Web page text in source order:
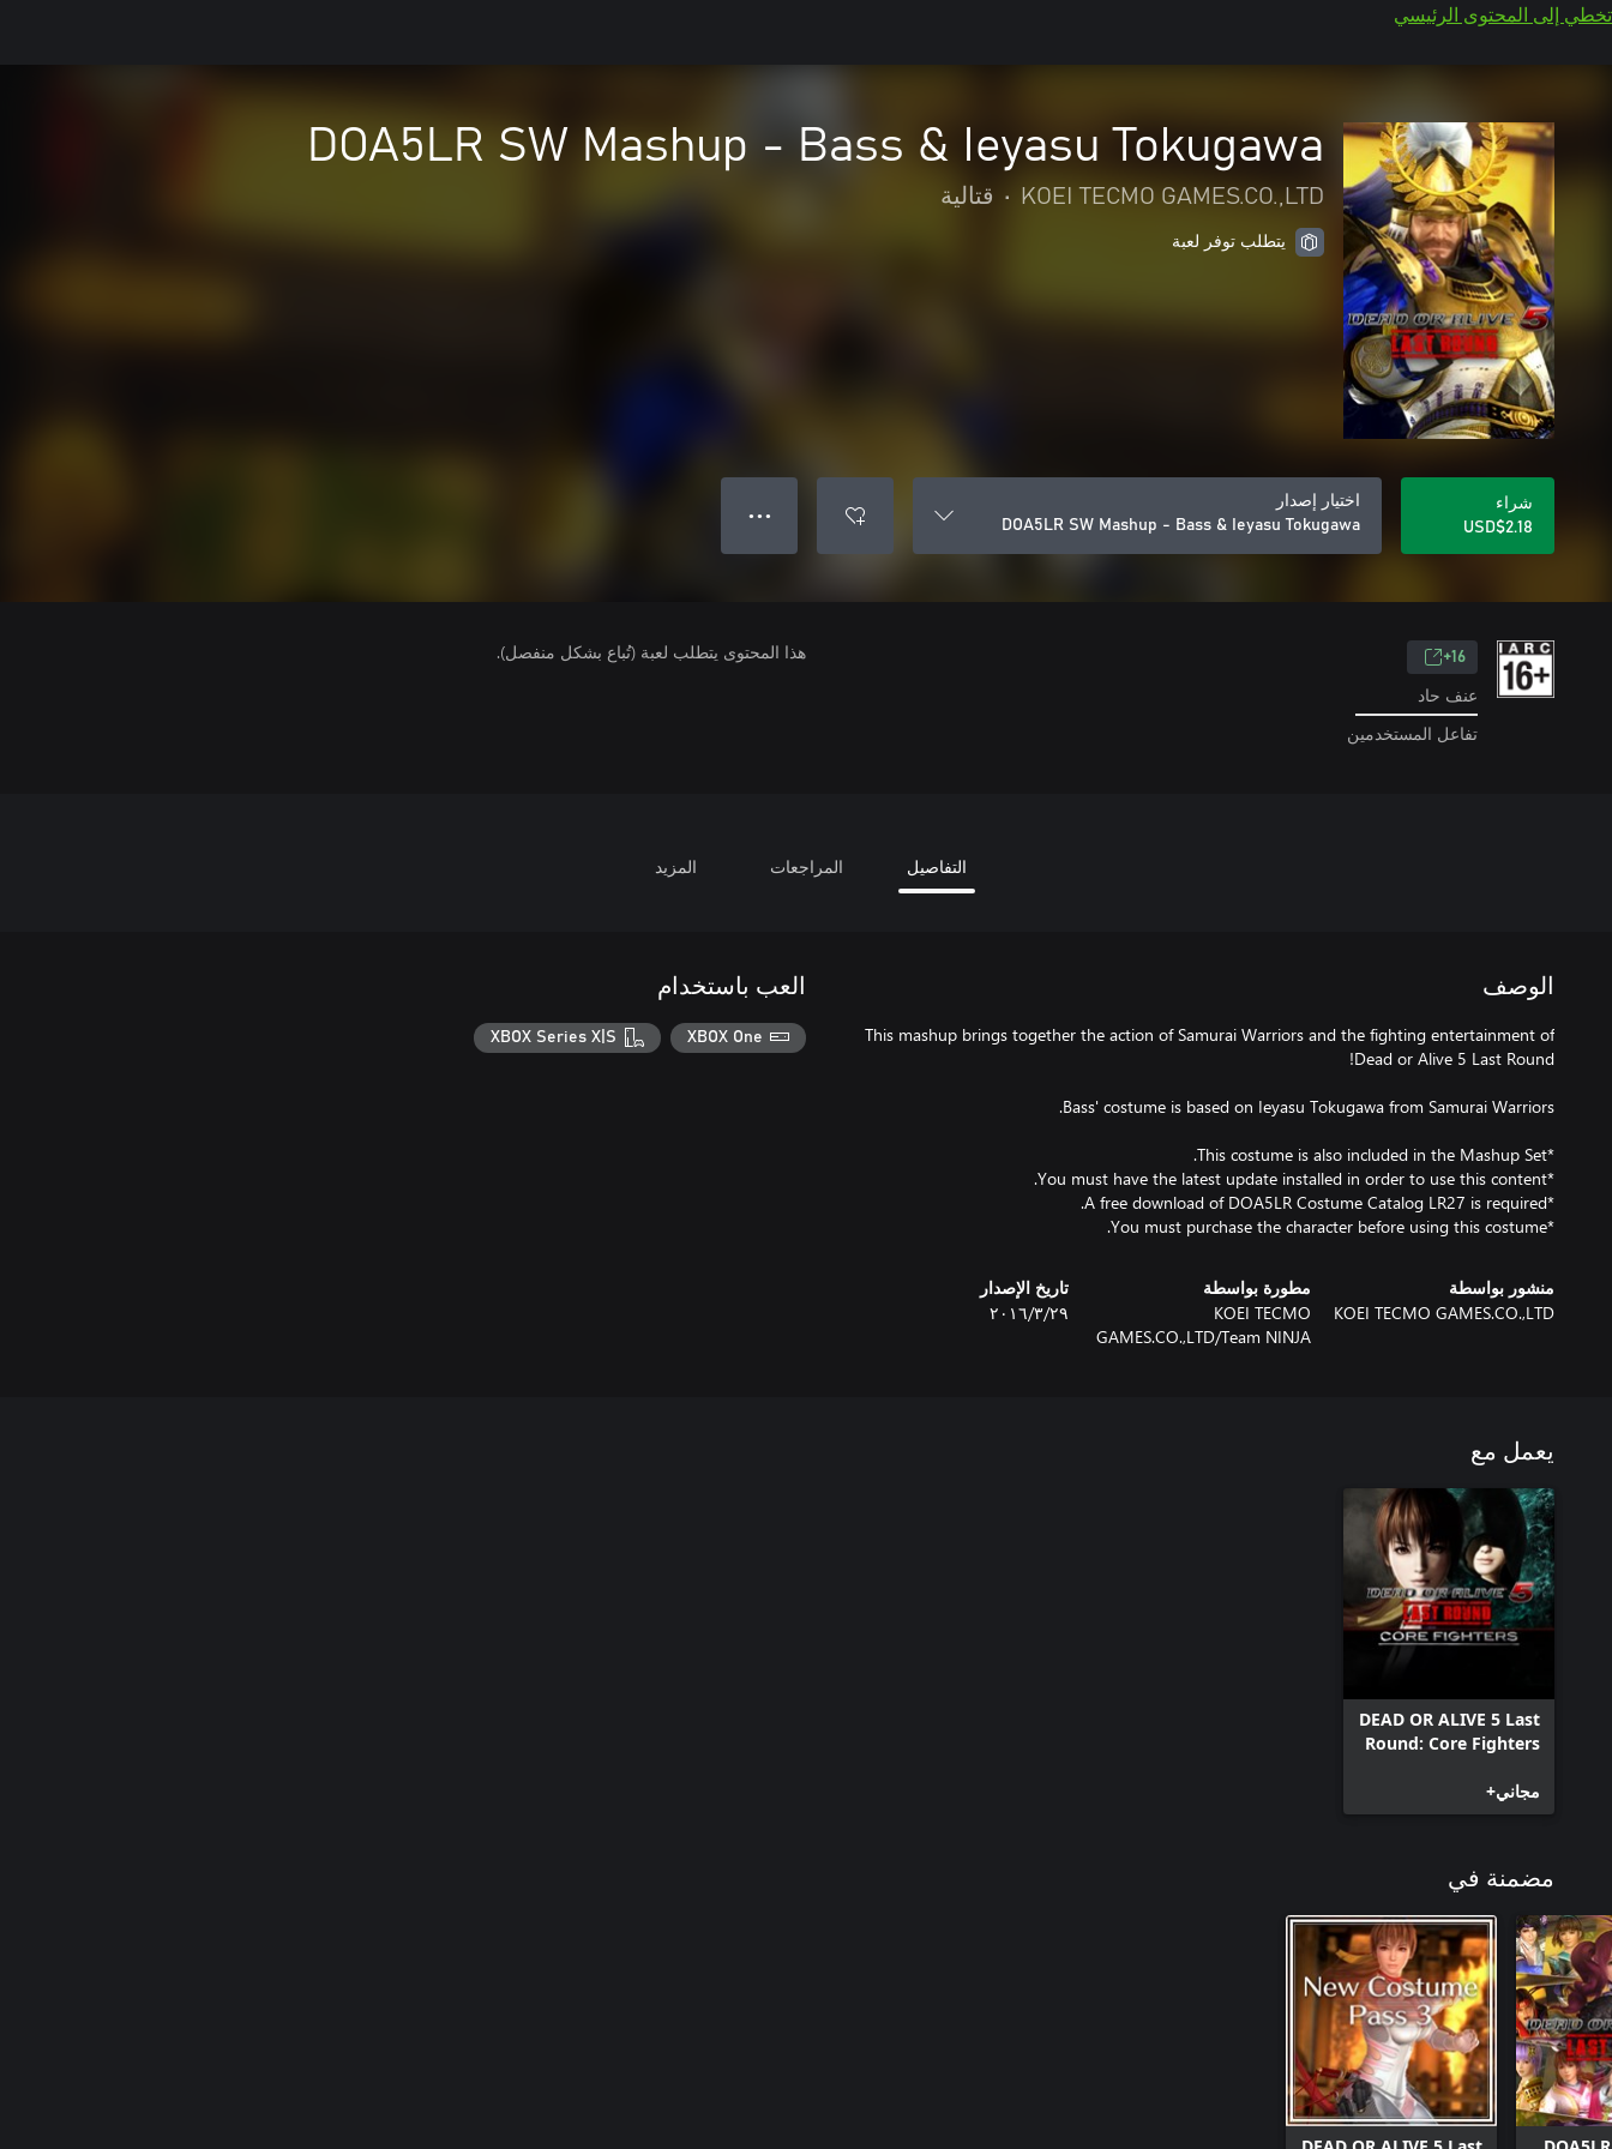
تخطي إلى المحتوى الرئيسي
DOA5LR SW Mashup - Bass & Ieyasu Tokugawa
KOEI TECMO GAMES.CO.,LTD
• قتالية
يتطلب توفر لعبة
شراء
USD$2.18
اختيار إصدار
DOA5LR SW Mashup - Bass & Ieyasu Tokugawa
● ● ●
16+
عنف حاد
تفاعل المستخدمين
هذا المحتوى يتطلب لعبة (تُباع بشكل منفصل).
التفاصيل المراجعات المزيد
الوصف
This mashup brings together the action of Samurai Warriors and the fighting entertainment of
*You must purchase the character before using this costume.
منشور بواسطة
KOEI TECMO GAMES.CO.,LTD
مطورة بواسطة
KOEI TECMO
GAMES.CO.,LTD/Team NINJA
تاريخ الإصدار
٢٩‏/٣‏/٢٠١٦
العب باستخدام
XBOX One
XBOX Series X|S
يعمل مع
DEAD OR ALIVE 5 Last
Round: Core Fighters
مجاني+
مضمنة في